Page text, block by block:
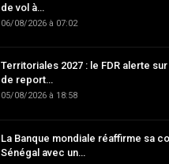
de vol à…
06/08/2026 à 07:02
Territoriales 2027 : le FDR alerte
de report…
05/08/2026 à 18:58
La Banque mondiale réaffirme sa
Sénégal avec un…